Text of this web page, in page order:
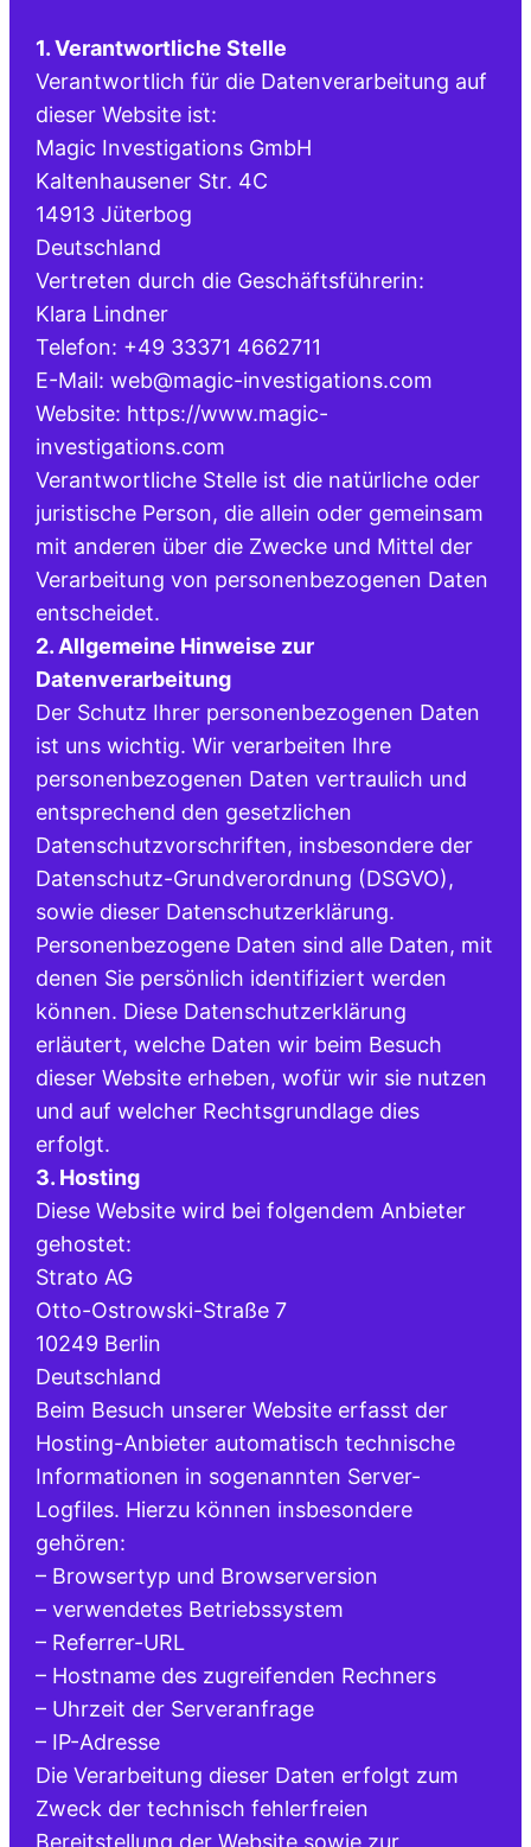
1. Verantwortliche Stelle
Verantwortlich für die Datenverarbeitung auf
dieser Website ist:
Magic Investigations GmbH
Kaltenhausener Str. 4C
14913 Jüterbog
Deutschland
Vertreten durch die Geschäftsführerin:
Klara Lindner
Telefon: +49 33371 4662711
E-Mail: web@magic-investigations.com
Website: https://www.magic-
investigations.com
Verantwortliche Stelle ist die natürliche oder
juristische Person, die allein oder gemeinsam
mit anderen über die Zwecke und Mittel der
Verarbeitung von personenbezogenen Daten
entscheidet.
2. Allgemeine Hinweise zur
Datenverarbeitung
Der Schutz Ihrer personenbezogenen Daten
ist uns wichtig. Wir verarbeiten Ihre
personenbezogenen Daten vertraulich und
entsprechend den gesetzlichen
Datenschutzvorschriften, insbesondere der
Datenschutz-Grundverordnung (DSGVO),
sowie dieser Datenschutzerklärung.
Personenbezogene Daten sind alle Daten, mit
denen Sie persönlich identifiziert werden
können. Diese Datenschutzerklärung
erläutert, welche Daten wir beim Besuch
dieser Website erheben, wofür wir sie nutzen
und auf welcher Rechtsgrundlage dies
erfolgt.
3. Hosting
Diese Website wird bei folgendem Anbieter
gehostet:
Strato AG
Otto-Ostrowski-Straße 7
10249 Berlin
Deutschland
Beim Besuch unserer Website erfasst der
Hosting-Anbieter automatisch technische
Informationen in sogenannten Server-
Logfiles. Hierzu können insbesondere
gehören:
– Browsertyp und Browserversion
– verwendetes Betriebssystem
– Referrer-URL
– Hostname des zugreifenden Rechners
– Uhrzeit der Serveranfrage
– IP-Adresse
Die Verarbeitung dieser Daten erfolgt zum
Zweck der technisch fehlerfreien
Bereitstellung der Website sowie zur